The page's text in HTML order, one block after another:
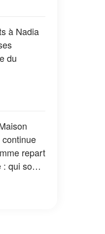
à Nadia
du
repart
: qui sont
?